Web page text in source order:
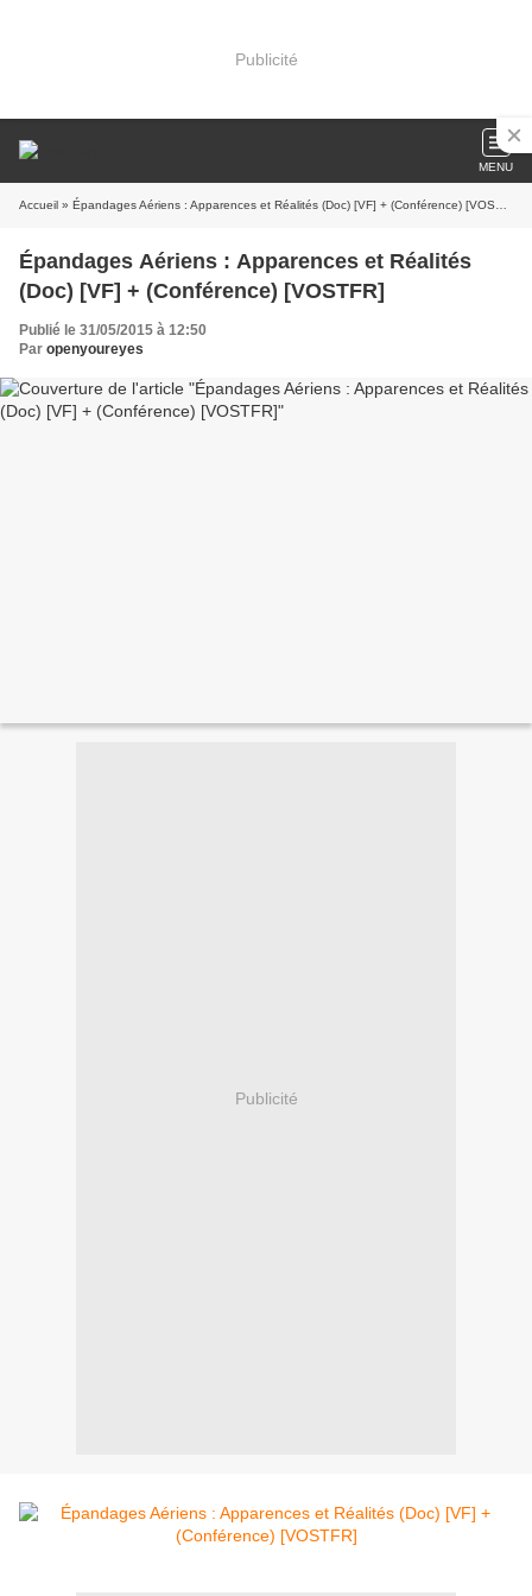
Publicité
MENU
Accueil » Épandages Aériens : Apparences et Réalités (Doc) [VF] + (Conférence) [VOSTFR]
Épandages Aériens : Apparences et Réalités
(Doc) [VF] + (Conférence) [VOSTFR]
Publié le 31/05/2015 à 12:50
Par openyoureyes
Publicité